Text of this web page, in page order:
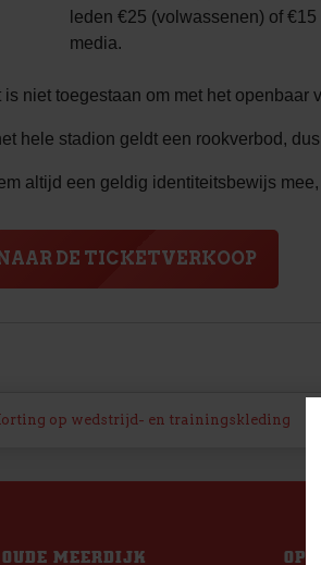
leden €25 (volwassenen) of
media.
is niet toegestaan om met het
hele stadion geldt een rookverbod,
altijd een geldig identiteitsbewijs
DE TICKETVERKOOP
op wedstrijd- en trainingskleding
MEERDIJK